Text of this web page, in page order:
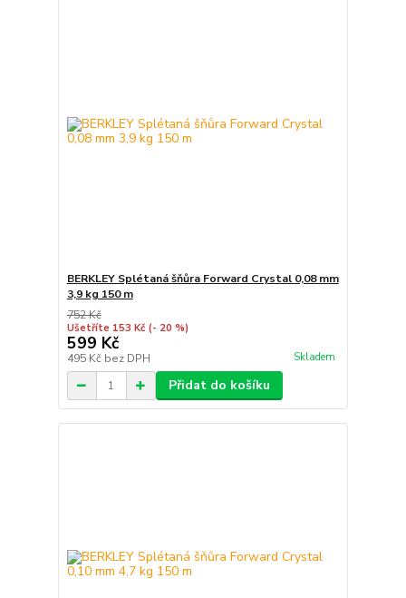
BERKLEY Splétaná šňůra Forward Crystal 0,08 mm
3,9 kg 150 m
752 Kč
Ušetříte 153 Kč (- 20 %)
599 Kč
495 Kč bez DPH Skladem
Přidat do košíku